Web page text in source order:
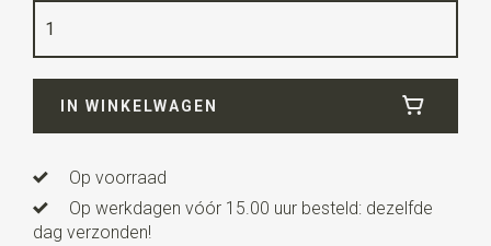
Kwaliteit
Lengteca. 150 cm
IN WINKELWAGEN
Op voorraad
Op werkdagen vóór 15.00 uur besteld: dezelfde
dag verzonden!